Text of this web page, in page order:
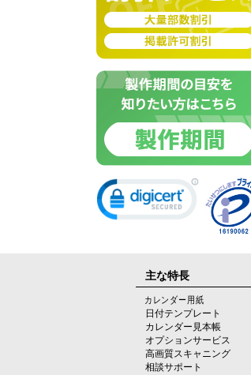
主な特長
カレンダー用紙
日付テンプレート
カレンダー見本帳
オプションサービス
高画質スキャニング
相談サポート